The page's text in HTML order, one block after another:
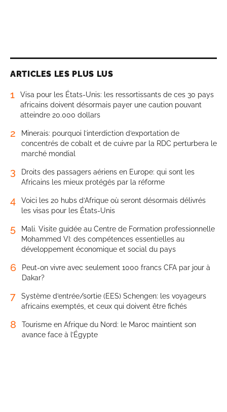
ARTICLES LES PLUS LUS
1
Visa pour les États-Unis: les ressortissants de ces 30 pays
africains doivent désormais payer une caution pouvant
atteindre 20.000 dollars
2
Minerais: pourquoi l’interdiction d’exportation de
concentrés de cobalt et de cuivre par la RDC perturbera le
marché mondial
3
Droits des passagers aériens en Europe: qui sont les
Africains les mieux protégés par la réforme
4
Voici les 20 hubs d’Afrique où seront désormais délivrés
les visas pour les États-Unis
5
Mali. Visite guidée au Centre de Formation professionnelle
Mohammed VI: des compétences essentielles au
développement économique et social du pays
6
Peut-on vivre avec seulement 1000 francs CFA par jour à
Dakar?
7
Système d’entrée/sortie (EES) Schengen: les voyageurs
africains exemptés, et ceux qui doivent être fichés
8
Tourisme en Afrique du Nord: le Maroc maintient son
avance face à l’Égypte